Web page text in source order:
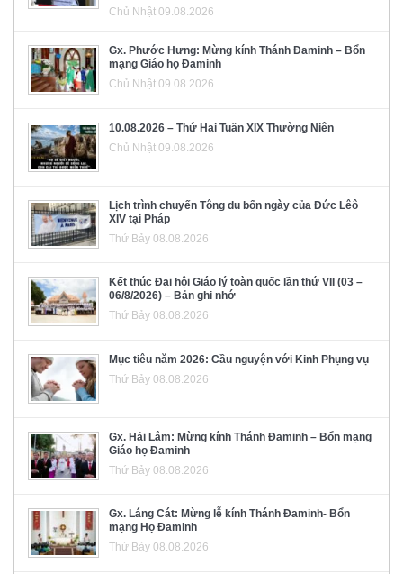
Chủ Nhật 09.08.2026
Gx. Phước Hưng: Mừng kính Thánh Đaminh – Bổn
mạng Giáo họ Đaminh
Chủ Nhật 09.08.2026
10.08.2026 – Thứ Hai Tuần XIX Thường Niên
Chủ Nhật 09.08.2026
Lịch trình chuyến Tông du bốn ngày của Đức Lêô
XIV tại Pháp
Thứ Bảy 08.08.2026
Kết thúc Đại hội Giáo lý toàn quốc lần thứ VII (03 –
06/8/2026) – Bản ghi nhớ
Thứ Bảy 08.08.2026
Mục tiêu năm 2026: Cầu nguyện với Kinh Phụng vụ
Thứ Bảy 08.08.2026
Gx. Hải Lâm: Mừng kính Thánh Đaminh – Bổn mạng
Giáo họ Đaminh
Thứ Bảy 08.08.2026
Gx. Láng Cát: Mừng lễ kính Thánh Đaminh- Bổn
mạng Họ Đaminh
Thứ Bảy 08.08.2026